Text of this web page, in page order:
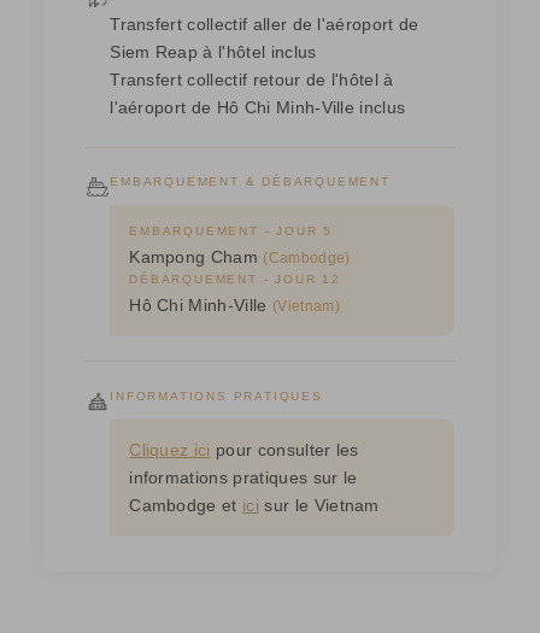
Transfert collectif aller de l'aéroport de
Siem Reap à l'hôtel inclus
Transfert collectif retour de l'hôtel à
l'aéroport de Hô Chi Minh-Ville inclus
EMBARQUEMENT & DÉBARQUEMENT
EMBARQUEMENT - JOUR 5
Kampong Cham (Cambodge)
DÉBARQUEMENT - JOUR 12
Hô Chi Minh-Ville (Vietnam)
INFORMATIONS PRATIQUES
Cliquez ici pour consulter les
informations pratiques sur le
Cambodge et ici sur le Vietnam